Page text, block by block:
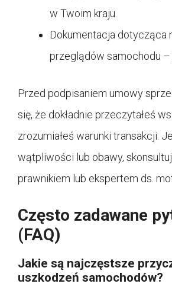
w Twoim kraju.
Dokumentacja dotycząca
przeglądów samochodu –
Przed podpisaniem umowy
się, że dokładnie przeczytałeś
zrozumiałeś warunki transakcji.
wątpliwości lub obawy,
prawnikiem lub ekspertem ds.
Często zadawane
(FAQ)
Jakie są najczęstsze
uszkodzeń samochodów?